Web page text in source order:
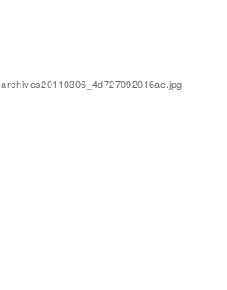
archives20110306_4d727092016ae.jpg